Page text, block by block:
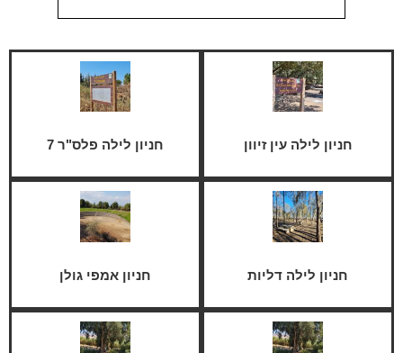
חניון לילה עין זיוון חניון לילה פלס"ר 7
חניון לילה דליות חניון אמפי גולן